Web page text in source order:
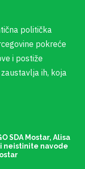
politička
pokreće
i postiže
ih, koja
SDA Mostar, Alisa
neistinite navode